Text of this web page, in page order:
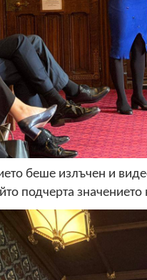
беше излъчен и
подчерта